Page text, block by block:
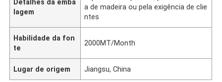
Detalhes da emba
lagem
a de madeira ou pela exigência de clie
ntes
Habilidade da fon
te
2000MT/Month
Lugar de origem Jiangsu, China